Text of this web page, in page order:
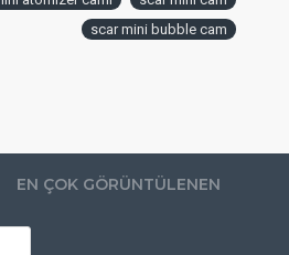
scar mini bubble cam
EN ÇOK GÖRÜNTÜLENEN